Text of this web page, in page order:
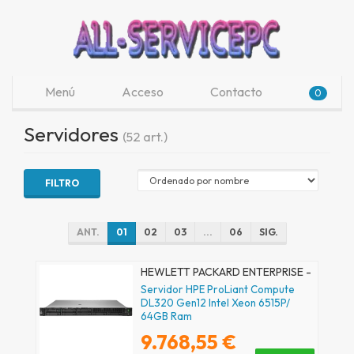
Menú Acceso Contacto 0
Servidores (52 art.)
FILTRO
ANT. 01 02 03 ... 06 SIG.
HEWLETT PACKARD ENTERPRISE -
P87775-425
Servidor HPE ProLiant Compute
DL320 Gen12 Intel Xeon 6515P/
64GB Ram
9.768,55 €